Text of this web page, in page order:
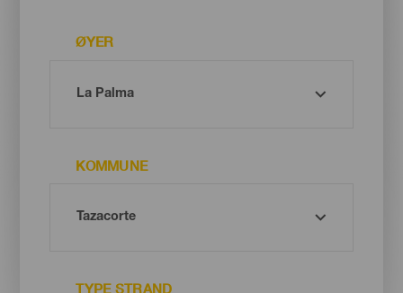
ØYER
KOMMUNE
TYPE STRAND